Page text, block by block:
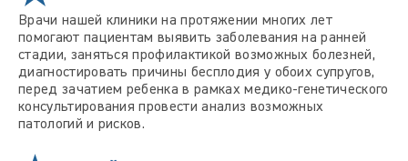
Врачи нашей клиники на протяжении многих лет
помогают пациентам выявить заболевания на ранней
стадии, заняться профилактикой возможных болезней,
диагностировать причины бесплодия у обоих супругов,
перед зачатием ребенка в рамках медико-генетического
консультирования провести анализ возможных
патологий и рисков.